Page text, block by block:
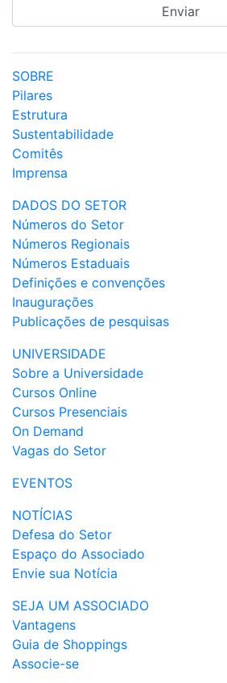
SOBRE
Pilares
Estrutura
Sustentabilidade
Comitês
Imprensa
DADOS DO SETOR
Números do Setor
Números Regionais
Números Estaduais
Definições e convenções
Inaugurações
Publicações de pesquisas
UNIVERSIDADE
Sobre a Universidade
Cursos Online
Cursos Presenciais
On Demand
Vagas do Setor
EVENTOS
NOTÍCIAS
Defesa do Setor
Espaço do Associado
Envie sua Notícia
SEJA UM ASSOCIADO
Vantagens
Guia de Shoppings
Associe-se